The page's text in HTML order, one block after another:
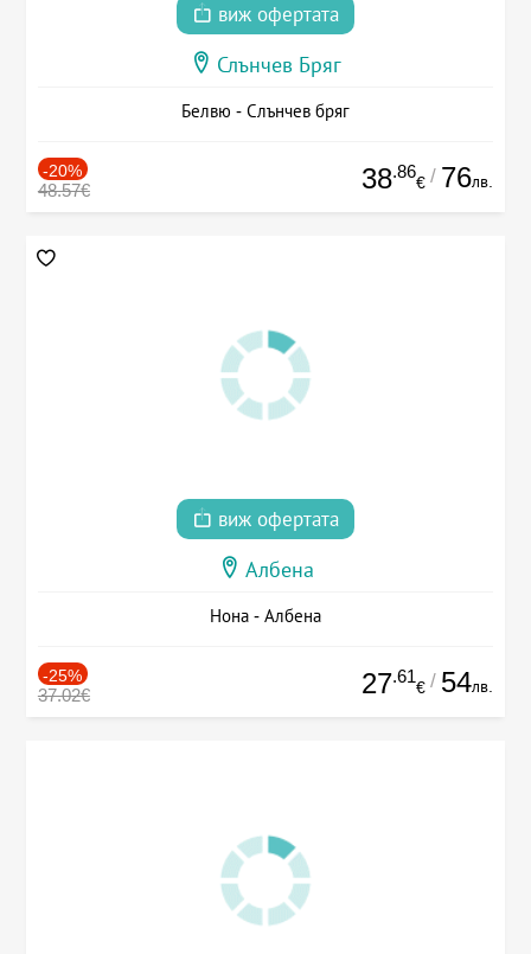
виж офертата
Слънчев Бряг
Белвю - Слънчев бряг
-20%
48.57€ 38.86
€ / 76лв.
виж офертата
Албена
Нона - Албена
-25%
37.02€ 27.61
€ / 54лв.